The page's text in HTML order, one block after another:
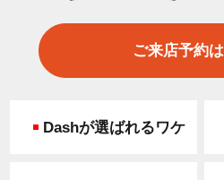
ご来店予約
Dashが選ばれるワケ